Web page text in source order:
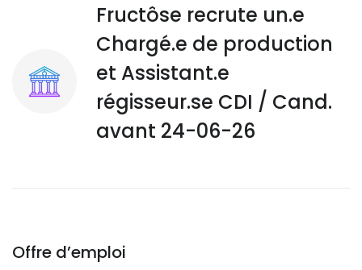
Fructôse recrute un.e
Chargé.e de production
et Assistant.e
régisseur.se CDI / Cand.
avant 24-06-26
Offre d’emploi